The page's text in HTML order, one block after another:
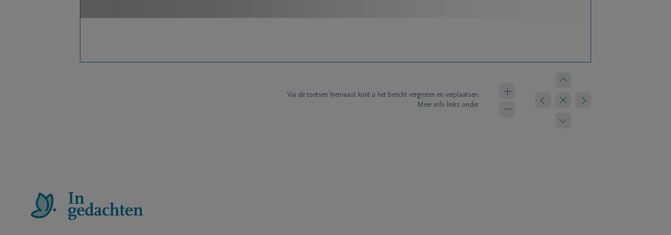
Via de toetsen hiernaast kunt u het bericht vergroten en verplaatsen.
Meer info links onder.